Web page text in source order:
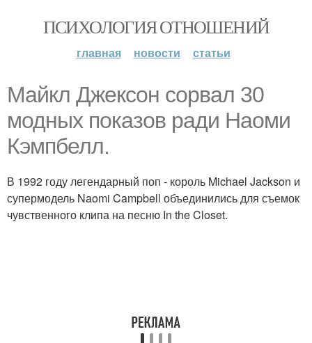
ПСИХОЛОГИЯ ОТНОШЕНИЙ
главная новости статьи
Майкл Джексон сорвал 30
модных показов ради Наоми
Кэмпбелл.
В 1992 году легендарный поп - король Michael Jackson и
супермодель Naomi Campbell объединились для съемок
чувственного клипа на песню In the Closet.